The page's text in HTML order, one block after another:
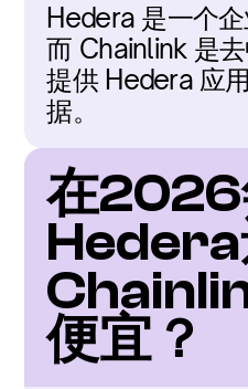
Hedera 是一个企
而 Chainlink 是
提供 Hedera 应
据。
在2026
Hedera
便宜？